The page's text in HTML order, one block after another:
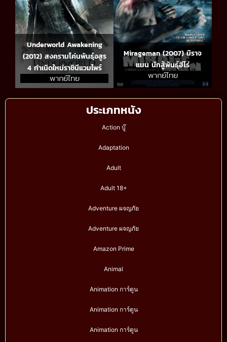
ประเภทหนัง
Action บู๊
Adaptation
Adult
Adult 18+
Adventure ผจญภัย
Adventure ผจญภัย
Amazon Prime
Animal
Animation การ์ตูน
Animation การ์ตูน
Animation การ์ตูน
Underworld Awakening
(2012) สงครามโค่นพันธุ์อสูร
4 กำเนิดใหม่ราชินีแวมไพร์
พากย์ไทย
Mirageman (2007) มิราจ
แมน นักสู้พันธุ์ฮีโร่
พากย์ไทย